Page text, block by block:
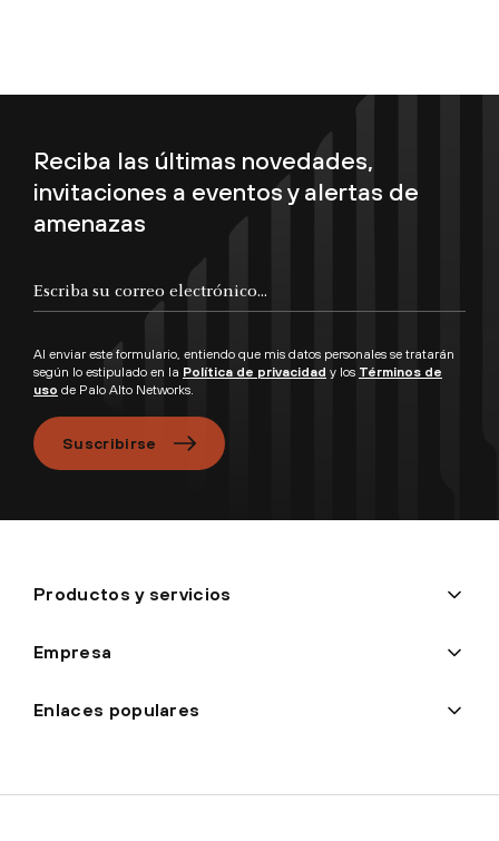
Reciba las últimas novedades,
invitaciones a eventos y alertas de
amenazas
Al enviar este formulario, entiendo que mis datos personales se tratarán
según lo estipulado en la Política de privacidad y los Términos de
uso de Palo Alto Networks.
Suscribirse
Productos y servicios
Empresa
Enlaces populares